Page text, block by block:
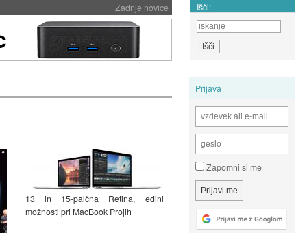
Zadnje novice Išči:
Prijava
Zapomni si me
13 in 15-palčna Retina, edini
možnosti pri MacBook Projih